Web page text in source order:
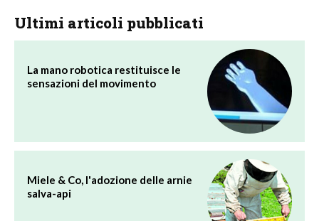
Ultimi articoli pubblicati
La mano robotica restituisce le
sensazioni del movimento
Miele & Co, l'adozione delle arnie
salva-api